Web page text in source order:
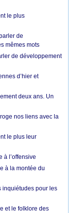
le plus
de
mêmes mots
de développement
d’hier et
deux ans. Un
nos liens avec la
le plus leur
à l’offensive
à la montée du
inquiétudes pour les
et le folklore des